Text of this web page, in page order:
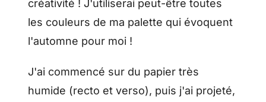
créativité ! J'utiliserai peut-être toutes
les couleurs de ma palette qui évoquent
l'automne pour moi !
J'ai commencé sur du papier très
humide (recto et verso), puis j'ai projeté,